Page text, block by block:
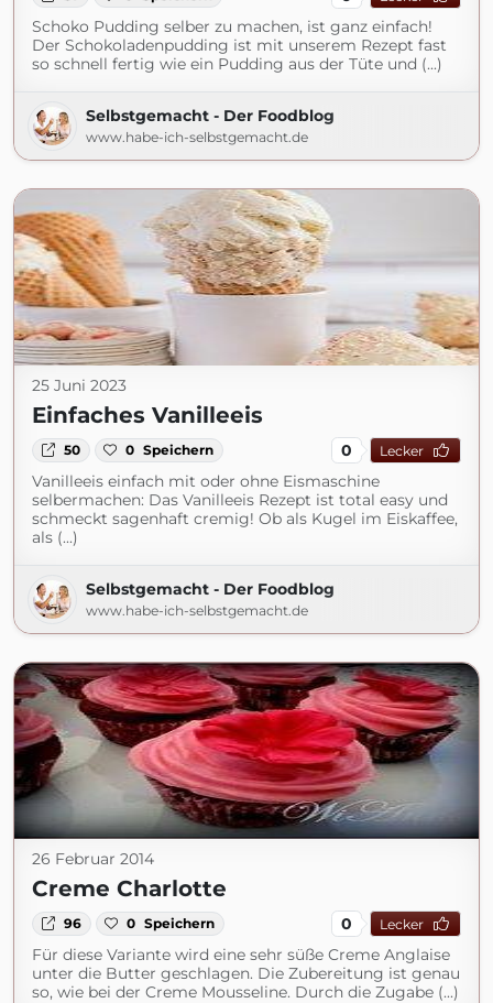
Schoko Pudding selber zu machen, ist ganz einfach!
Der Schokoladenpudding ist mit unserem Rezept fast
so schnell fertig wie ein Pudding aus der Tüte und (...)
Selbstgemacht - Der Foodblog
www.habe-ich-selbstgemacht.de
25 Juni 2023
Einfaches Vanilleeis
50 0 Speichern 0 Lecker
Vanilleeis einfach mit oder ohne Eismaschine
selbermachen: Das Vanilleeis Rezept ist total easy und
schmeckt sagenhaft cremig! Ob als Kugel im Eiskaffee,
als (...)
Selbstgemacht - Der Foodblog
www.habe-ich-selbstgemacht.de
26 Februar 2014
Creme Charlotte
96 0 Speichern 0 Lecker
Für diese Variante wird eine sehr süße Creme Anglaise
unter die Butter geschlagen. Die Zubereitung ist genau
so, wie bei der Creme Mousseline. Durch die Zugabe (...)